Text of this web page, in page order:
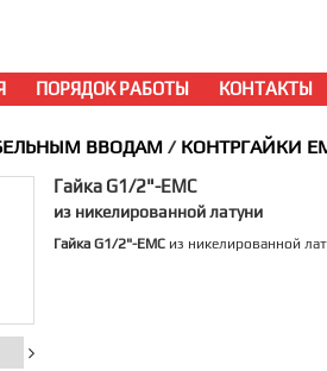
ПОРЯДОК РАБОТЫ КОНТАКТЫ
ВВОДАМ / КОНТРГАЙКИ
Гайка G1/2"-EMC
из никелированной латуни
Гайка G1/2"-EMC из никелированной